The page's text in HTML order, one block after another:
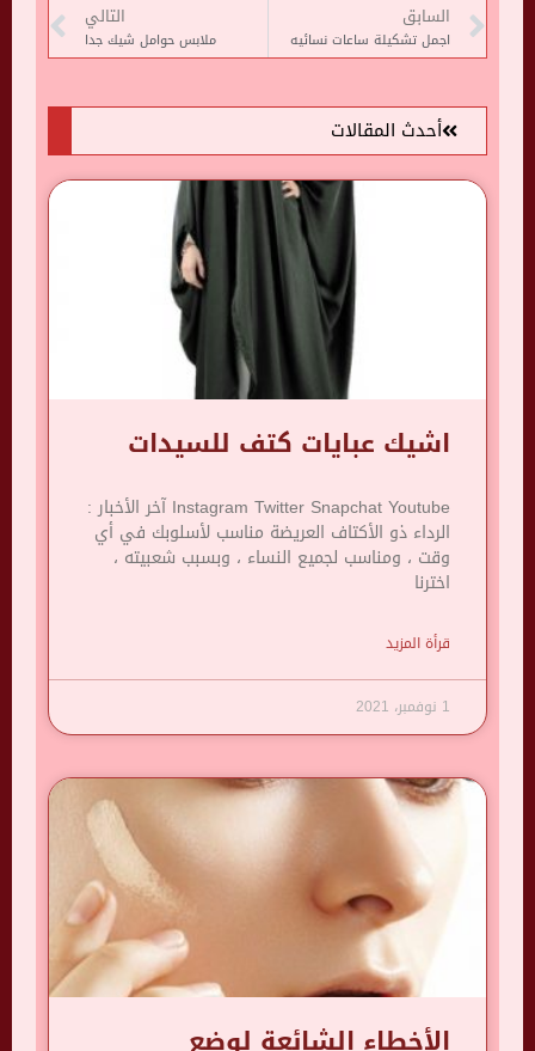
السابق
اجمل تشكيلة ساعات نسائيه
التالي
ملابس حوامل شيك جدا
أحدث المقالات
اشيك عبايات كتف للسيدات
Instagram Twitter Snapchat Youtube آخر الأخبار :
الرداء ذو ​​الأكتاف العريضة مناسب لأسلوبك في أي
وقت ، ومناسب لجميع النساء ، وبسبب شعبيته ،
اخترنا
قرأة المزيد
1 نوفمبر، 2021